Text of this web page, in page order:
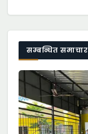
सम्बन्धित समाचार